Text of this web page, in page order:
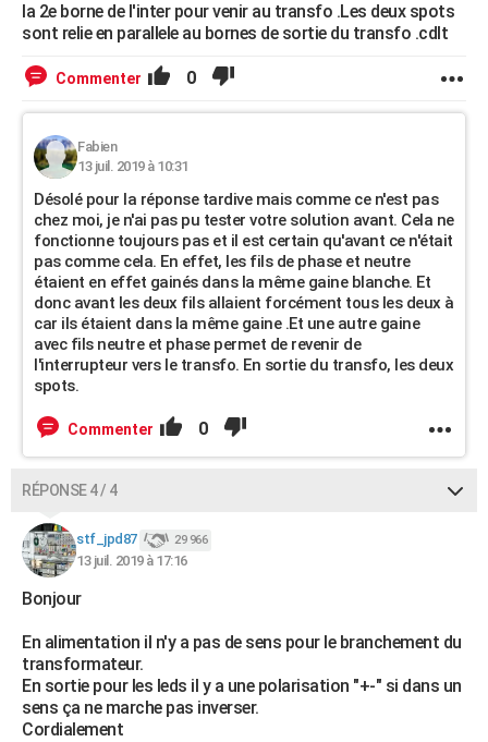
la 2e borne de l'inter pour venir au transfo .Les deux spots
sont relie en parallele au bornes de sortie du transfo .cdlt
Commenter 0
Fabien
13 juil. 2019 à 10:31
Désolé pour la réponse tardive mais comme ce n'est pas
chez moi, je n'ai pas pu tester votre solution avant. Cela ne
fonctionne toujours pas et il est certain qu'avant ce n'était
pas comme cela. En effet, les fils de phase et neutre
étaient en effet gainés dans la même gaine blanche. Et
donc avant les deux fils allaient forcément tous les deux à
car ils étaient dans la même gaine .Et une autre gaine
avec fils neutre et phase permet de revenir de
l'interrupteur vers le transfo. En sortie du transfo, les deux
spots.
Commenter 0
RÉPONSE 4 / 4
stf_jpd87 29 966
13 juil. 2019 à 17:16
Bonjour
En alimentation il n'y a pas de sens pour le branchement du
transformateur.
En sortie pour les leds il y a une polarisation "+-" si dans un
sens ça ne marche pas inverser.
Cordialement